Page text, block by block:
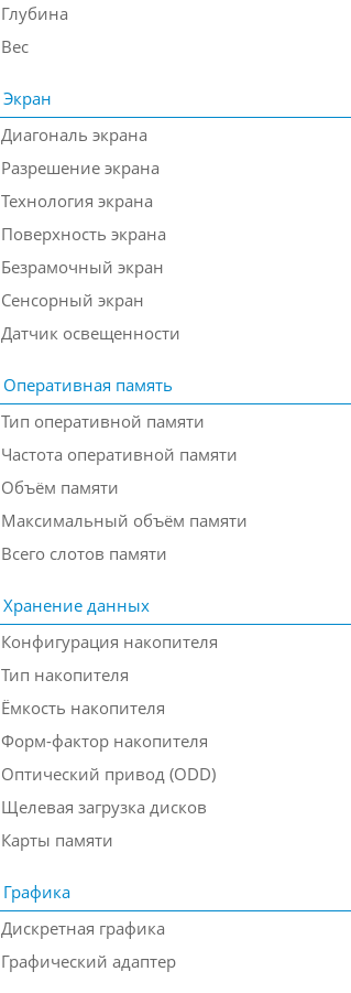
Глубина
Вес
Экран
Диагональ экрана
Разрешение экрана
Технология экрана
Поверхность экрана
Безрамочный экран
Сенсорный экран
Датчик освещенности
Оперативная память
Тип оперативной памяти
Частота оперативной памяти
Объём памяти
Максимальный объём памяти
Всего слотов памяти
Хранение данных
Конфигурация накопителя
Тип накопителя
Ёмкость накопителя
Форм-фактор накопителя
Оптический привод (ODD)
Щелевая загрузка дисков
Карты памяти
Графика
Дискретная графика
Графический адаптер